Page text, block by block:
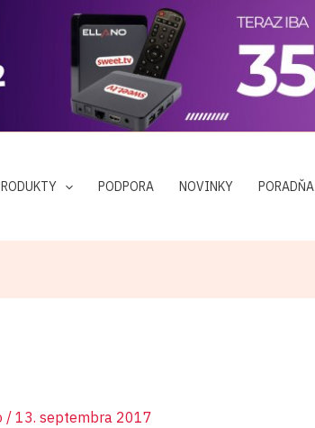
PODPORA NOVINKY PORADŇA
/ 13. septembra 2017